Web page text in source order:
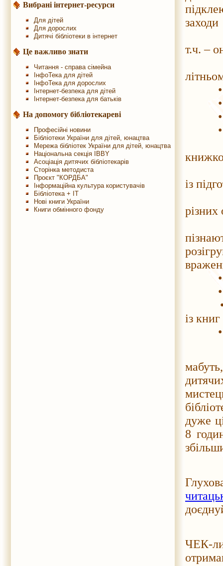
Вибрані інтернет-ресурси
Для дітей
Для дорослих
Дитячі бібліотеки в інтернет
Це важливо знати
Читання - справа сімейна
ІнфоТека для дітей
ІнфоТека для дорослих
Інтернет-безпека для дітей
Інтернет-безпека для батьків
На допомогу бібліотекареві
Професійні новини
Бібліотеки України для дітей, юнацтва
Мережа бібліотек України для дітей, юнацтва
Національна секція IBBY
Асоціація дитячих бібліотекарів
Сторінка методиста
Проєкт "КОРДБА"
Інформаційна культура користувачів
Бібліотека + IT
Нові книги України
Книги обмінного фонду
заходи
т.ч. –
•
•
•
•
із
різних
•
•
•
із книг
•
дуже
8
ЧЕК-